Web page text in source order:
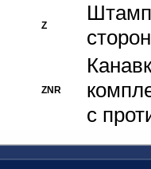
Z
ZNR
с